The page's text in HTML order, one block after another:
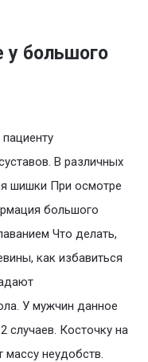
у большого
В различных
шишки При осмотре
большого
Что делать,
как избавиться
У мужчин данное
случаев. Косточку на
массу неудобств.